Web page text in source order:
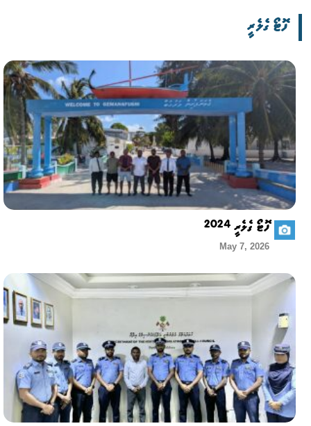
ފޮޓޯ ގެލެރީ
ފޮޓޯ ގެލެރީ 2024
May 7, 2026